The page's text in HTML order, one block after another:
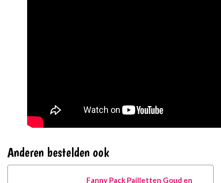
Anderen bestelden ook
Fanny Pack Pailletten Goud en